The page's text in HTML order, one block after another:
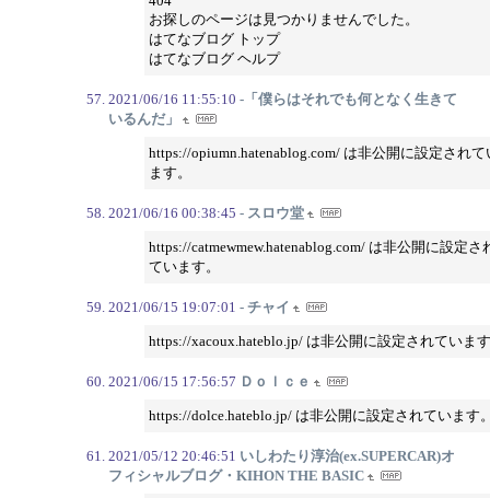
お探しのページは見つかりませんでした。
はてなブログ トップ
はてなブログ ヘルプ
2021/06/16 11:55:10 -「僕らはそれでも何となく生きて
いるんだ」
https://opiumn.hatenablog.com/ は非公開に設定されて
ます。
2021/06/16 00:38:45 - スロウ堂
https://catmewmew.hatenablog.com/ は非公開に設定さ
ています。
2021/06/15 19:07:01 - チャイ
https://xacoux.hateblo.jp/ は非公開に設定されていま
2021/06/15 17:56:57 Ｄｏｌｃｅ
https://dolce.hateblo.jp/ は非公開に設定されています
2021/05/12 20:46:51 いしわたり淳治(ex.SUPERCAR)オ
フィシャルブログ・KIHON THE BASIC